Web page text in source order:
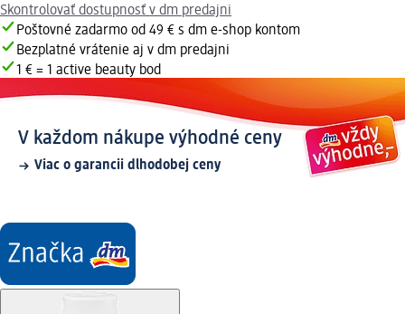
Skontrolovať dostupnosť v dm predajni
Poštovné zadarmo od 49 € s dm e-shop kontom
Bezplatné vrátenie aj v dm predajni
1 € = 1 active beauty bod
V každom nákupe výhodné ceny
Viac o garancii dlhodobej ceny